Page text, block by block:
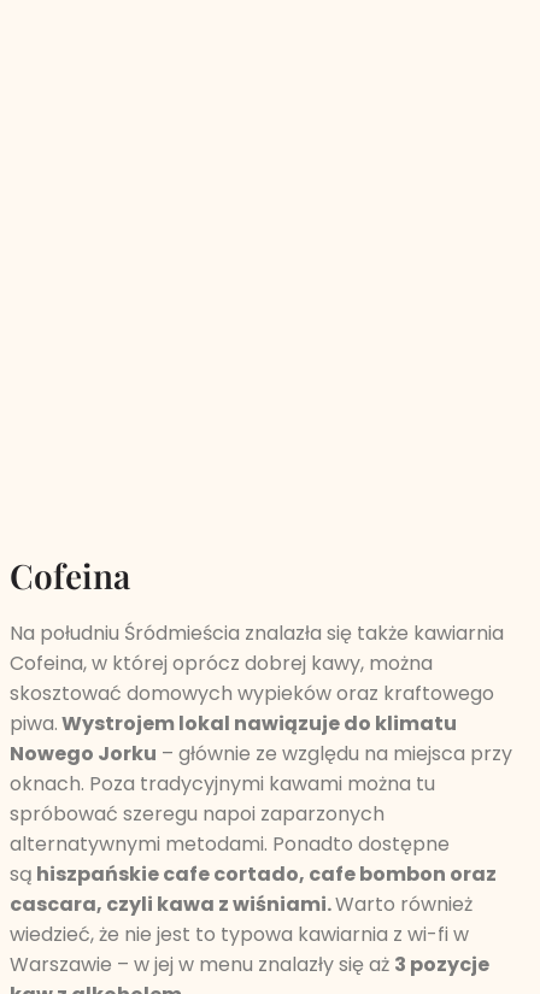
Cofeina
Na południu Śródmieścia znalazła się także kawiarnia
Cofeina, w której oprócz dobrej kawy, można
skosztować domowych wypieków oraz kraftowego
piwa.Wystrojem lokal nawiązuje do klimatu
Nowego Jorku – głównie ze względu na miejsca przy
oknach. Poza tradycyjnymi kawami można tu
spróbować szeregu napoi zaparzonych
alternatywnymi metodami. Ponadto dostępne
są hiszpańskie cafe cortado, cafe bombon oraz
cascara, czyli kawa z wiśniami.Warto również
wiedzieć, że nie jest to typowa kawiarnia z wi-fi w
Warszawie – w jej w menu znalazły się aż 3 pozycje